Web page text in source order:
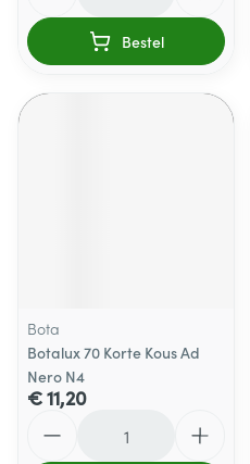
Bestel
Bota
Botalux 70 Korte Kous Ad
Nero N4
€ 11,20